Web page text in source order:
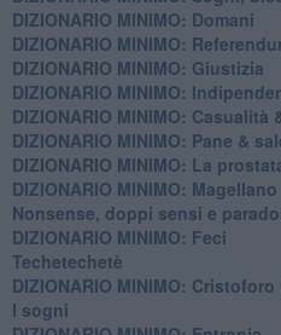
DIZIONARIO MINIMO: Domani
DIZIONARIO MINIMO:
DIZIONARIO MINIMO: Giustizia
DIZIONARIO MINIMO:
DIZIONARIO MINIMO: ​Casualità
​DIZIONARIO MINIMO: Pane &
DIZIONARIO MINIMO: La
​DIZIONARIO MINIMO: Magellano
Nonsense, doppi sensi e
DIZIONARIO MINIMO: Feci
Techetechetè
DIZIONARIO MINIMO:
I sogni